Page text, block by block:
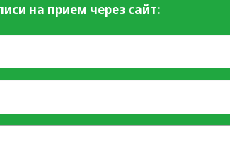
на прием через сайт: